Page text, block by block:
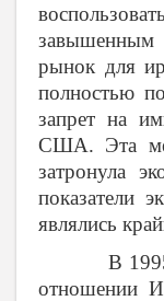
завышенным
рынок для
полностью
запрет на
США. Эта
затронула
показатели
являлись
В 1995 г.
отношении